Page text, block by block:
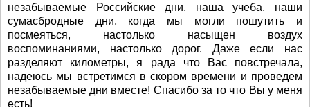
незабываемые Российские дни, наша учеба, наши
сумасбродные дни, когда мы могли пошутить и
посмеяться, настолько насыщен воздух
воспоминаниями, настолько дорог. Даже если нас
разделяют километры, я рада что Вас повстречала,
надеюсь мы встретимся в скором времени и проведем
незабываемые дни вместе! Спасибо за то что Вы у меня
есть!